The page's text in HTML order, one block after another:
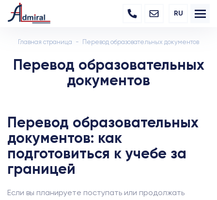
RU
Главная страница Перевод образовательных документов
Перевод образовательных
документов
Перевод образовательных
документов: как
подготовиться к учебе за
границей
Если вы планируете поступать или продолжать